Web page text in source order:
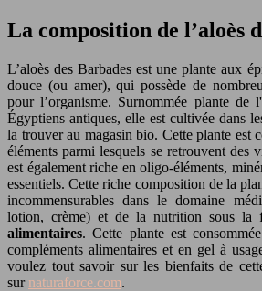
La composition de l’aloès
L’aloès des Barbades est une plante aux
douce (ou amer), qui possède de
pour l’organisme. Surnommée plante
Égyptiens antiques, elle est cultivée dans
la trouver au magasin bio. Cette plante est
éléments parmi lesquels se retrouvent des
est également riche en oligo-éléments,
essentiels. Cette riche composition de la
incommensurables dans le domaine
lotion, crème) et de la nutrition sous la
alimentaires. Cette plante est
compléments alimentaires et en gel à
voulez tout savoir sur les bienfaits de
sur naturaforce.com.